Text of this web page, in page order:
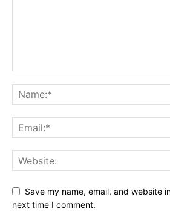
Save my name, email, and website
next time I comment.